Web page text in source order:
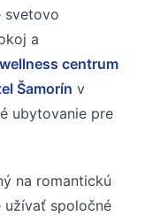
svetovo
a
wellness centrum
Šamorín v
ubytovanie pre
na romantickú
užívať spoločné